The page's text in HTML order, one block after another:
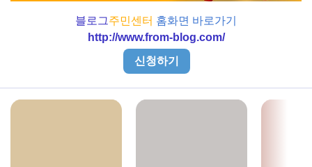
블로그주민센터 홈화면 바로가기
http://www.from-blog.com/
신청하기